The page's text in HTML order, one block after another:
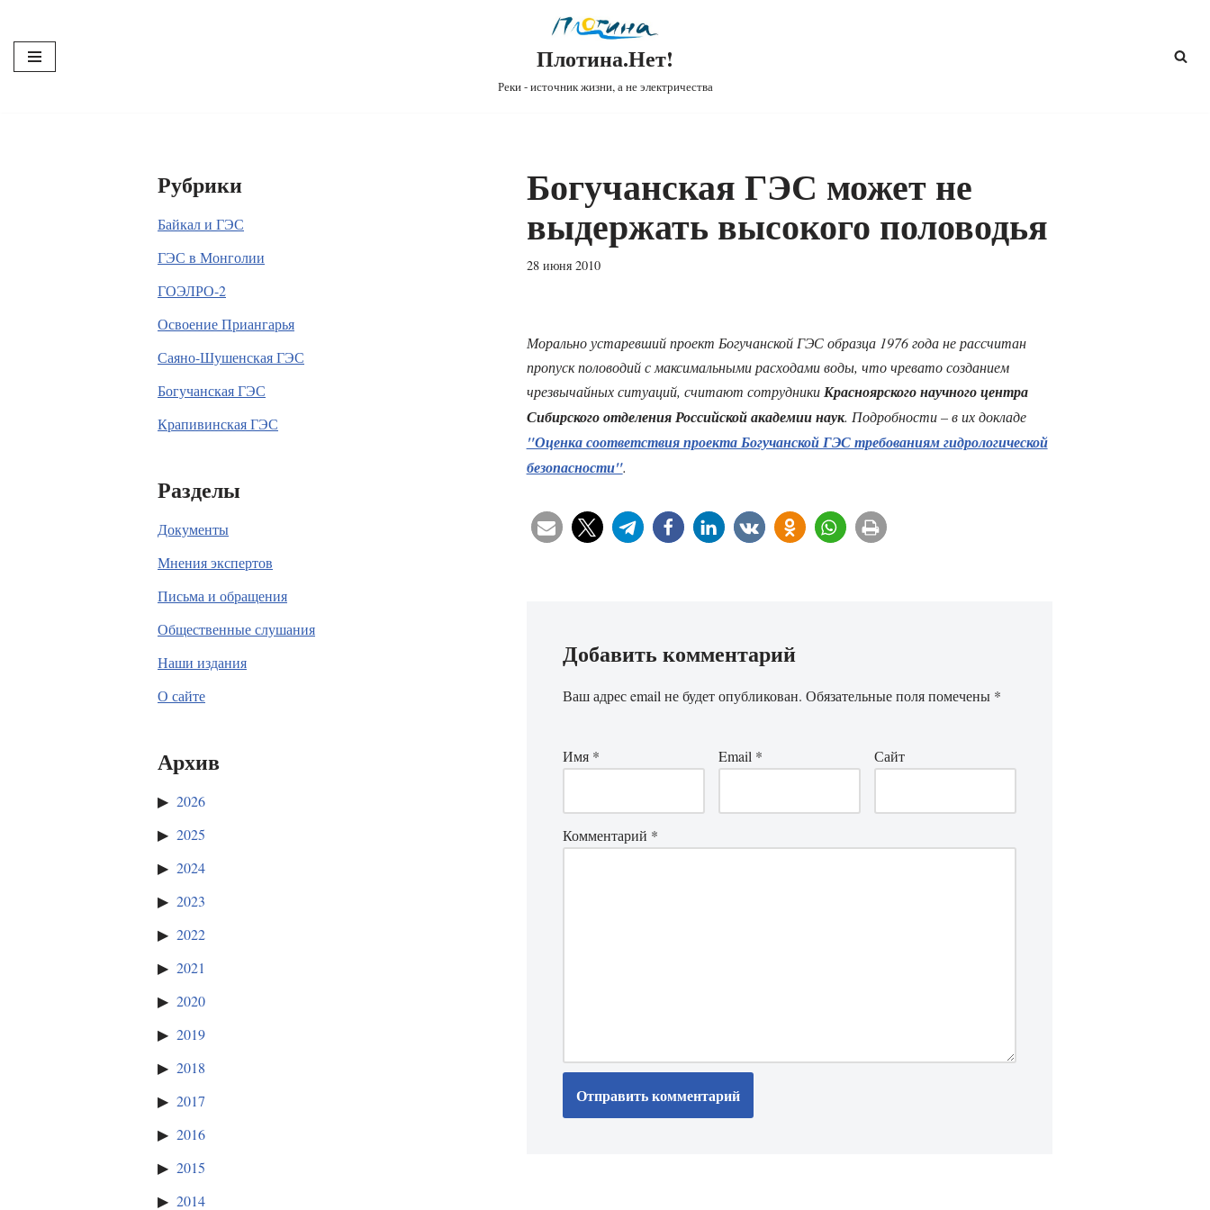
Перейти
к
Плотина.Нет!
Реки - источник жизни, а не электричества
Рубрики
Байкал и ГЭС
ГЭС в Монголии
ГОЭЛРО-2
Освоение Приангарья
Саяно-Шушенская ГЭС
Богучанская ГЭС
Крапивинская ГЭС
Разделы
Документы
Мнения экспертов
Письма и обращения
Общественные слушания
Наши издания
О сайте
Архив
2026
2025
2024
2023
2022
2021
2020
2019
2018
2017
2016
2015
2014
Богучанская ГЭС может не
выдержать высокого половодья
28 июня 2010
Морально устаревший проект Богучанской ГЭС образца 1976 года не рассчитан
пропуск половодий с максимальными расходами воды, что чревато созданием
чрезвычайных ситуаций, считают сотрудникиКрасноярского научного центра
Сибирского отделения Российской академии наук. Подробности – в их докладе
"Оценка соответствия проекта Богучанской ГЭС требованиям гидрологической
безопасности".
Добавить комментарий
Ваш адрес email не будет опубликован. Обязательные поля помечены *
Имя * Email * Сайт
Комментарий *